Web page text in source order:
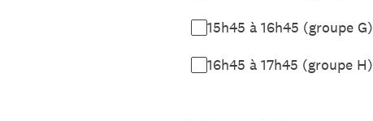
15h45 à 16h45 (groupe G)
16h45 à 17h45 (groupe H)